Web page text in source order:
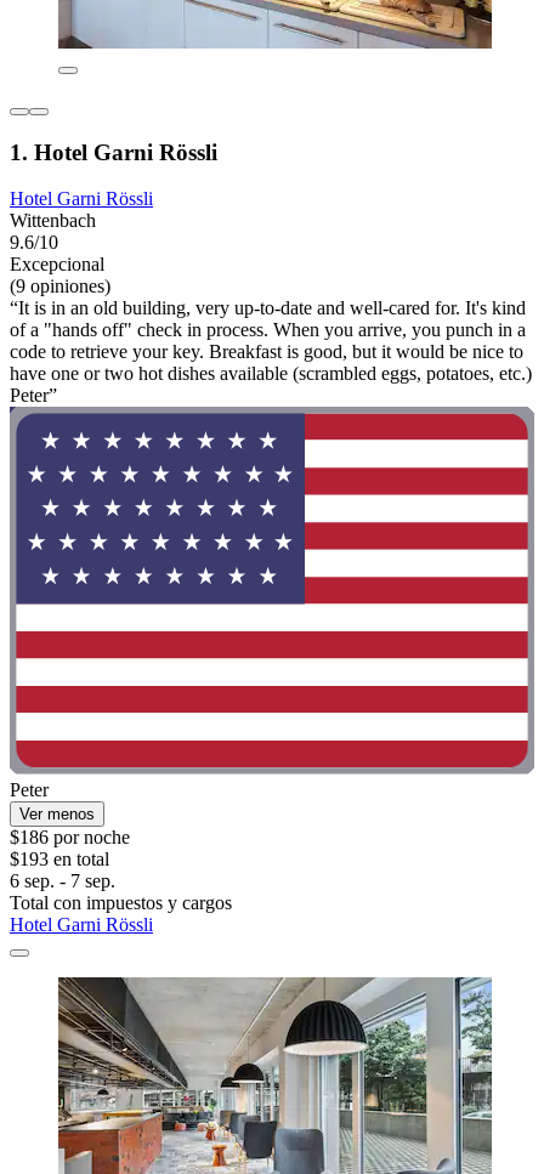
1. Hotel Garni Rössli
Hotel Garni Rössli
Wittenbach
9.6/10
Excepcional
(9 opiniones)
“It is in an old building, very up-to-date and well-cared for. It's kind
of a "hands off" check in process. When you arrive, you punch in a
code to retrieve your key. Breakfast is good, but it would be nice to
have one or two hot dishes available (scrambled eggs, potatoes, etc.)
Peter”
Peter
Ver menos
$186 por noche
$193 en total
6 sep. - 7 sep.
Total con impuestos y cargos
Hotel Garni Rössli